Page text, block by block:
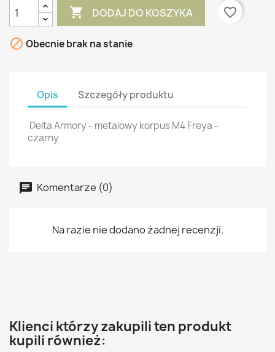
 DODAJ DO KOSZYKA favorite_border
 Obecnie brak na stanie
Opis Szczegóły produktu
Delta Armory - metalowy korpus M4 Freya -
czarny
Komentarze (0)
Na razie nie dodano żadnej recenzji.
Klienci którzy zakupili ten produkt
kupili również: